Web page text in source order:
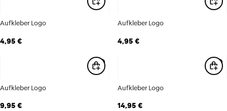
Aufkleber Logo
4,95 €
Aufkleber Logo
4,95 €
Aufkleber Logo
9,95 €
Aufkleber Logo
14,95 €